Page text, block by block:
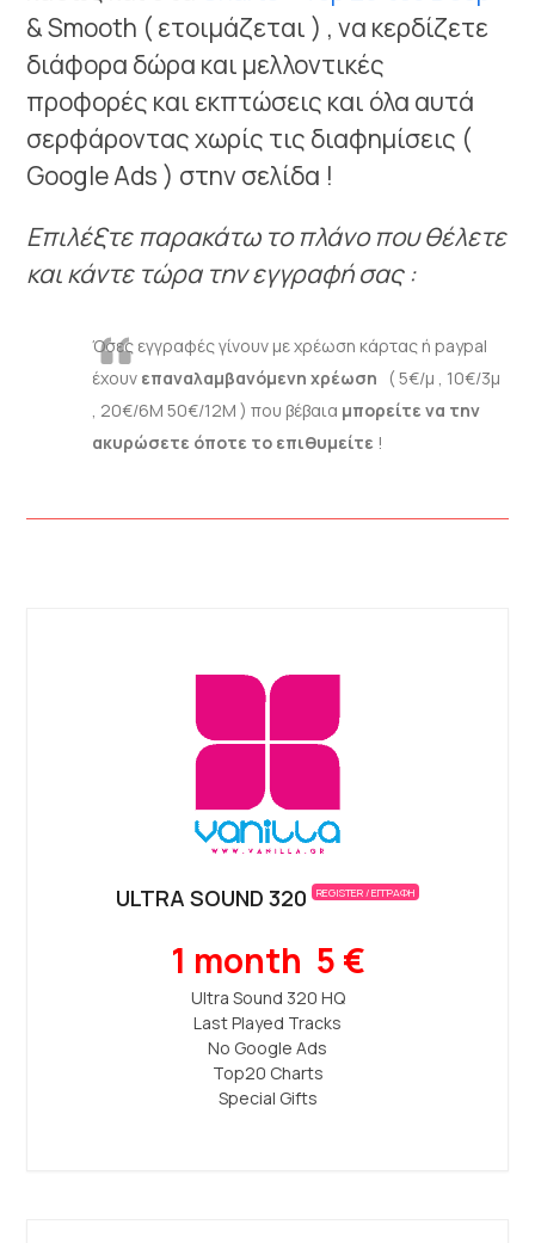
& Smooth ( ετοιμάζεται ) , να κερδίζετε
διάφορα δώρα και μελλοντικές
προφορές και εκπτώσεις και όλα αυτά
σερφάροντας χωρίς τις διαφημίσεις (
Google Ads ) στην σελίδα !
Επιλέξτε παρακάτω το πλάνο που θέλετε
και κάντε τώρα την εγγραφή σας :
Όσες εγγραφές γίνουν με χρέωση κάρτας ή paypal
έχουν επαναλαμβανόμενη χρέωση ( 5€/μ , 10€/3μ
, 20€/6Μ 50€/12Μ ) που βέβαια μπορείτε να την
ακυρώσετε όποτε το επιθυμείτε !
ULTRA SOUND 320 REGISTER / ΕΓΓΡΑΦΗ
1 month 5 €
Ultra Sound 320 ΗQ
Last Played Tracks
No Google Ads
Top20 Charts
Special Gifts